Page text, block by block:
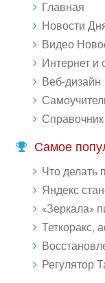
Главная
Новости
Видео
Интернет и
Веб-дизайн
Справочник
Самое
Что делать при
Яндекс станет
«Зеркала»
Теткоракс,
Восстановление
Регулятор